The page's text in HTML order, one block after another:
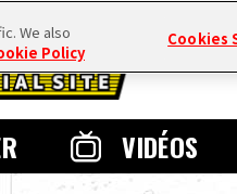
VIDÉOS
We also
Policy
Cookies